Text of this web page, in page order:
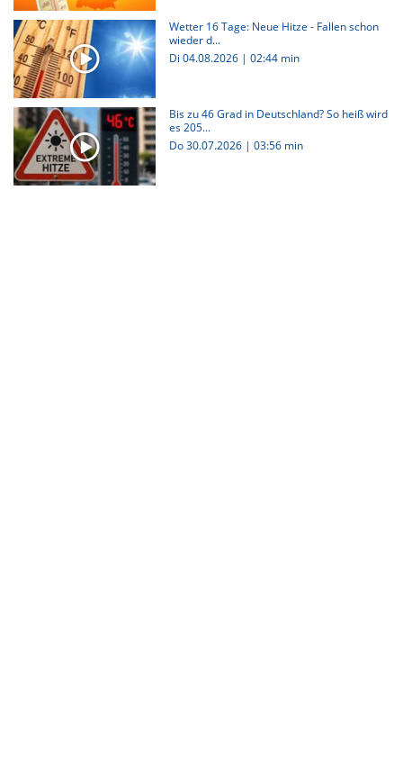
Wetter 16 Tage: Neue Hitze - Fallen schon
wieder d...
Di 04.08.2026 | 02:44 min
Bis zu 46 Grad in Deutschland? So heiß wird
es 205...
Do 30.07.2026 | 03:56 min